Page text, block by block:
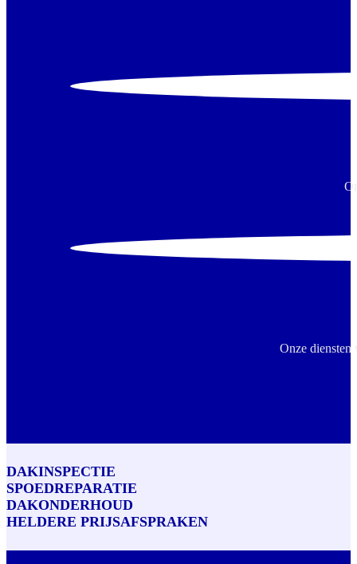
Onze diensten
DAKINSPECTIE
SPOEDREPARATIE
DAKONDERHOUD
HELDERE PRIJSAFSPRAKEN